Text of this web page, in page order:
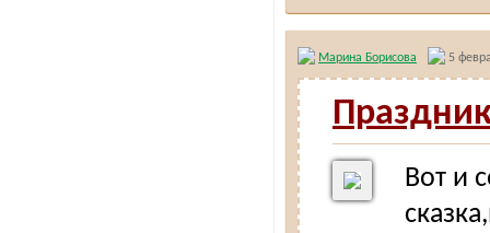
Марина Борисова 5
Вот и